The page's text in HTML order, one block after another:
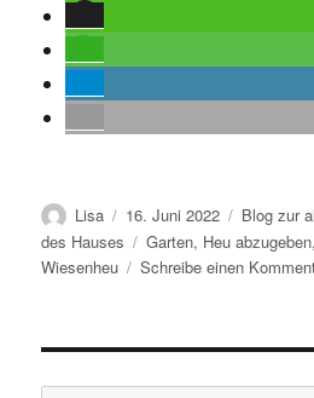
Autor
Lisa
Veröffentlicht
am
16. Juni 2022 Kategorien
Blog zur
des Hauses
Schlagwörter
Garten, Heu abzugeben
Wiesenheu
Schreibe einen